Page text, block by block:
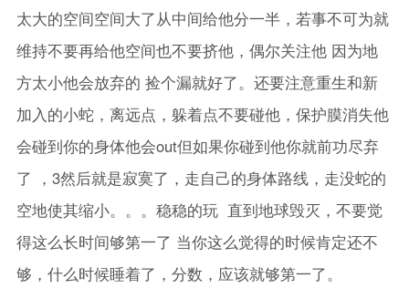
太大的空间空间大了从中间给他分一半，若事不可为就
维持不要再给他空间也不要挤他，偶尔关注他 因为地
方太小他会放弃的 捡个漏就好了。还要注意重生和新
加入的小蛇，离远点，躲着点不要碰他，保护膜消失他
会碰到你的身体他会out但如果你碰到他你就前功尽弃
了 ，3然后就是寂寞了，走自己的身体路线，走没蛇的
空地使其缩小。。。稳稳的玩 直到地球毁灭，不要觉
得这么长时间够第一了 当你这么觉得的时候肯定还不
够，什么时候睡着了，分数，应该就够第一了。